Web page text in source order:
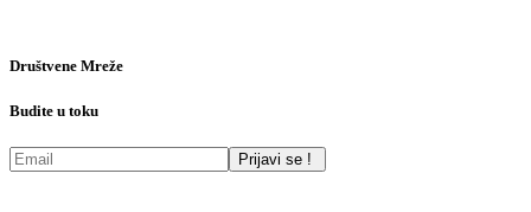
Društvene Mreže
Budite u toku